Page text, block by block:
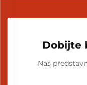
Dobijte
Naš